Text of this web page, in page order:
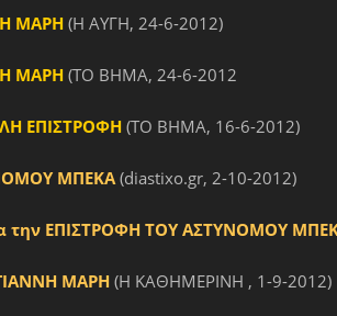
ΜΑΡΗ (Η ΑΥΓΗ, 24-6-2012)
ΜΑΡΗ (ΤΟ ΒΗΜΑ, 24-6-2012
ΕΠΙΣΤΡΟΦΗ (ΤΟ ΒΗΜΑ, 16-6-2012)
ΜΠΕΚΑ(diastixo.gr, 2-10-2012)
την ΕΠΙΣΤΡΟΦΗ ΤΟΥ ΑΣΤΥΝΟΜΟΥ
ΜΑΡΗ(Η ΚΑΘΗΜΕΡΙΝΗ , 1-9-2012)